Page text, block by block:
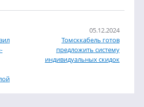
05.12.2024
Томсккабель готов
предложить систему
индивидуальных скидок